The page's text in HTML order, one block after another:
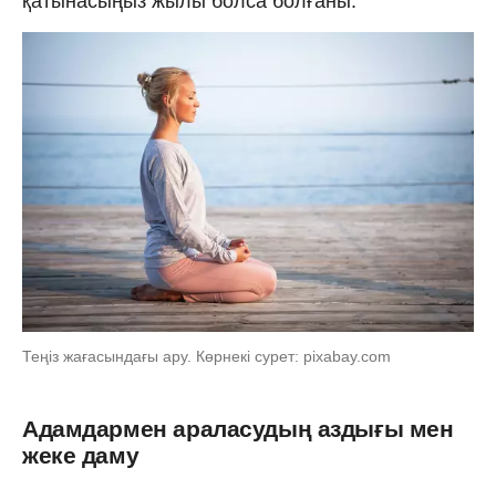
Теңіз жағасындағы ару. Көрнекі сурет: pixabay.com
Адамдармен араласудың аздығы мен
жеке даму